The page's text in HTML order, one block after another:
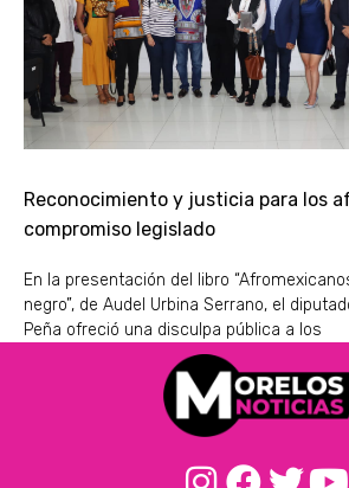
Reconocimiento y justicia para los
compromiso legislado
En la presentación del libro
negro”, de Audel Urbina Serrano, el
Peña ofreció una disculpa pública a los